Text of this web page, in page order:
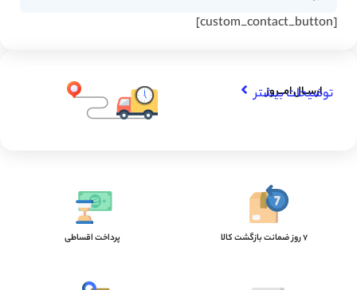
[custom_contact_button]
ارســال امـــروز
توضیحات بیشتر
7 روز ضمانت بازگشت کالا پرداخت اقساطی